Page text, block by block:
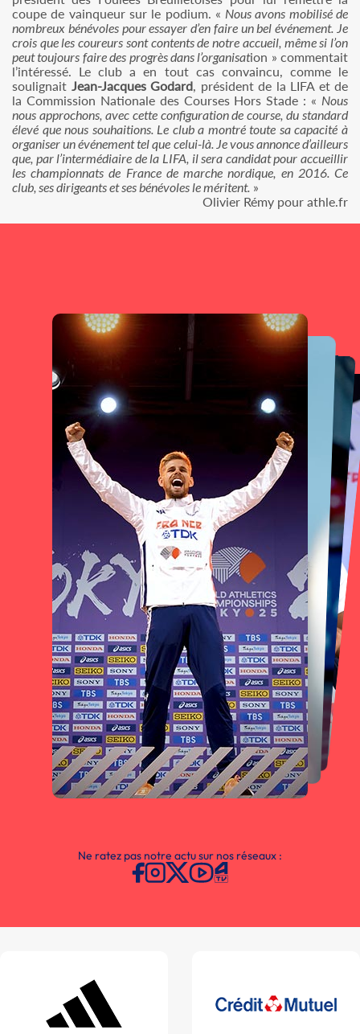
coupe de vainqueur sur le podium. « Nous avons mobilisé de
nombreux bénévoles pour essayer d’en faire un bel événement. Je
crois que les coureurs sont contents de notre accueil, même si l’on
peut toujours faire des progrès dans l’organisation » commentait
l’intéressé. Le club a en tout cas convaincu, comme le
soulignait Jean-Jacques Godard , président de la LIFA et de
la Commission Nationale des Courses Hors Stade : « Nous
nous approchons, avec cette configuration de course, du standard
élevé que nous souhaitions. Le club a montré toute sa capacité à
organiser un événement tel que celui-là. Je vous annonce d’ailleurs
que, par l’intermédiaire de la LIFA, il sera candidat pour accueillir
les championnats de France de marche nordique, en 2016. Ce
club, ses dirigeants et ses bénévoles le méritent. »
Olivier Rémy pour athle.fr
Ne ratez pas notre actu sur nos réseaux :